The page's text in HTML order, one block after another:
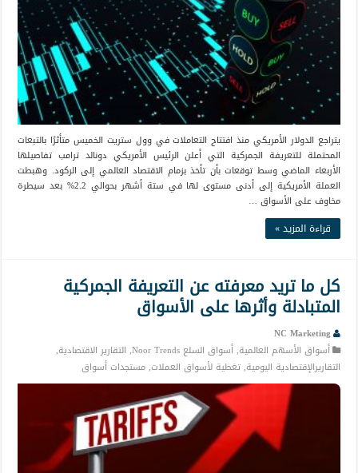
يتراجع الدولار الأمريكي منذ افتتاح التعاملات في وول ستريت الخميس متأثرًا بالتبعات
المحتملة للتعريفة الجمركية التي أعلن الرئيس الأمريكي دونالد ترامب تفاصيلها
الأربعاء الماضي وسط توقعات بأن تأخذ بزمام الاقتصاد العالمي إلى الركود. وهبطت
العملة الأمريكية إلى أدنى مستوى لها في ستة أشهر بحوالي 2.2% بعد سيطرة
مخاوف على الأسواق …
قراءة المزيد »
كل ما تريد معرفته عن التعريفة الجمركية
المتبادلة وأثرها على الأسواق
NC Marketing
أسواق الأسهم العالمية,أسواق السلع Noor Trends , التقارير الاقتصادية,
التقاريرالإقتصادية اليومية,تغطية لأسواق العملات,مستجدات أسواق